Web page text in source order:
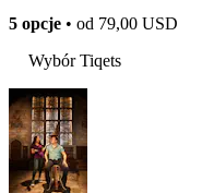
5 opcje • od 79,00 USD
Wybór Tiqets